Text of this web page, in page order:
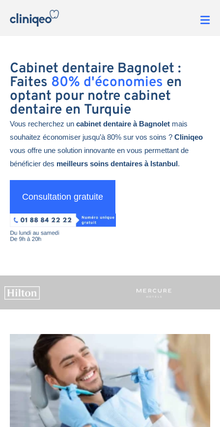
Cabinet dentaire Bagnolet :
Faites 80% d'économies en
optant pour notre cabinet
dentaire en Turquie
Vous recherchez un cabinet dentaire à Bagnolet mais
souhaitez économiser jusqu’à 80% sur vos soins ? Cliniqeo
vous offre une solution innovante en vous permettant de
bénéficier des meilleurs soins dentaires à Istanbul.
Consultation gratuite